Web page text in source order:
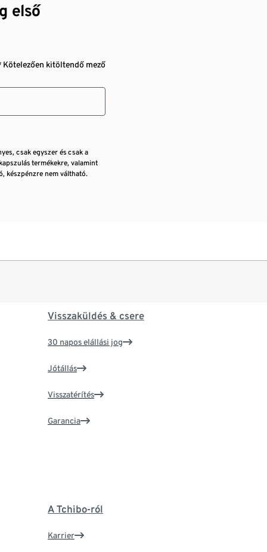
első
Kötelezően kitöltendő mező
csak egyszer és csak a
termékekre, valamint
készpénzre nem váltható.
Visszaküldés & csere
30 napos elállási jog
Jótállás
Visszatérítés
Garancia
A Tchibo-ról
Karrier